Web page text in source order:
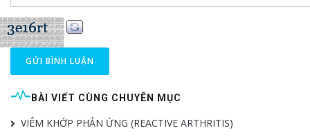
GỬI BÌNH LUẬN
BÀI VIẾT CÙNG CHUYÊN MỤC
VIÊM KHỚP PHẢN ỨNG (REACTIVE ARTHRITIS)